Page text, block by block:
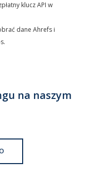
klucz API w
dane Ahrefs i
na naszym